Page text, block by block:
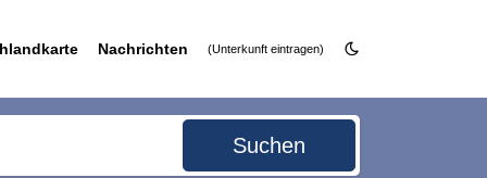
Nachrichten (Unterkunft eintragen)
Suchen